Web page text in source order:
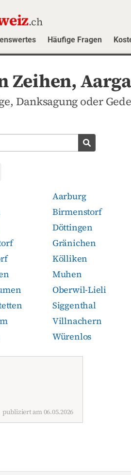
.ch
Häufige Fragen
Zeihen,
Danksagung oder
Aarburg
Birmenstorf
Döttingen
Gränichen
Kölliken
Muhen
Oberwil-Lieli
Siggenthal
Villnachern
Würenlos
publiziert am 06.05.2026